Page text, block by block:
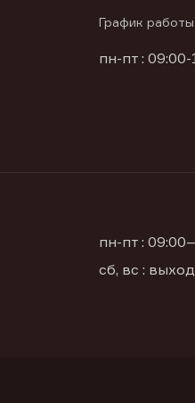
График работы
пн-пт : 09:00-
пн-пт :
сб, вс :